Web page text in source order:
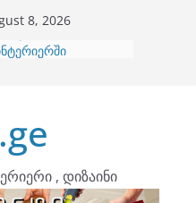
8, 2026
, დიზაინი